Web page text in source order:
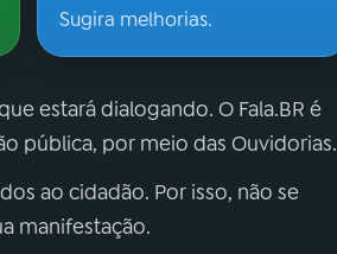
Sugira melhorias.
estará dialogando. O Fala.BR é
pública, por meio das Ouvidorias.
ao cidadão. Por isso, não se
manifestação.